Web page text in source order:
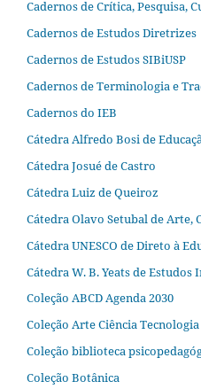
Cadernos de Crítica, Pesquisa,
Cadernos de Estudos Diretrizes
Cadernos de Estudos SIBiUSP
Cadernos de Terminologia e
Cadernos do IEB
Cátedra Alfredo Bosi de
Cátedra Josué de Castro
Cátedra Luiz de Queiroz
Cátedra Olavo Setubal de Arte,
Cátedra UNESCO de Direto à
Cátedra W. B. Yeats de Estudos
Coleção ABCD Agenda 2030
Coleção Arte Ciência Tecnologia
Coleção biblioteca
Coleção Botânica